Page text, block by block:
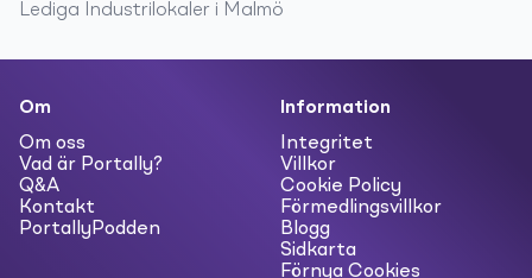
Lediga Industrilokaler i Malmö
Om
Om oss
Vad är Portally?
Q&A
Kontakt
PortallyPodden
Information
Integritet
Villkor
Cookie Policy
Förmedlingsvillkor
Blogg
Sidkarta
Förnya Cookies